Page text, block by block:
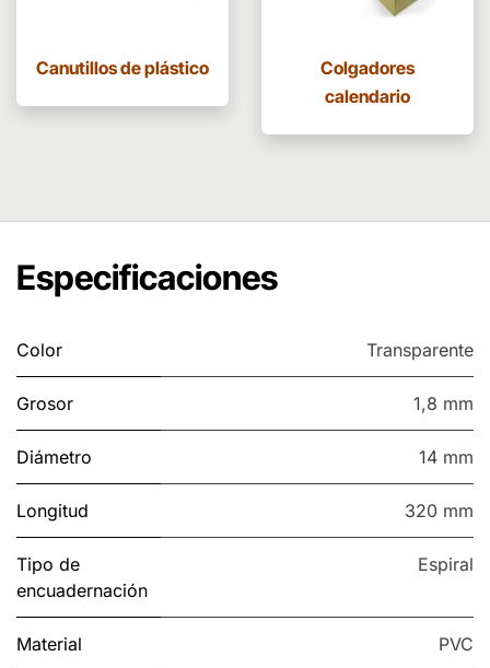
Canutillos de plástico
Colgadores
calendario
Especificaciones
Color Transparente
Grosor 1,8 mm
Diámetro 14 mm
Longitud 320 mm
Tipo de
encuadernación
Espiral
Material PVC